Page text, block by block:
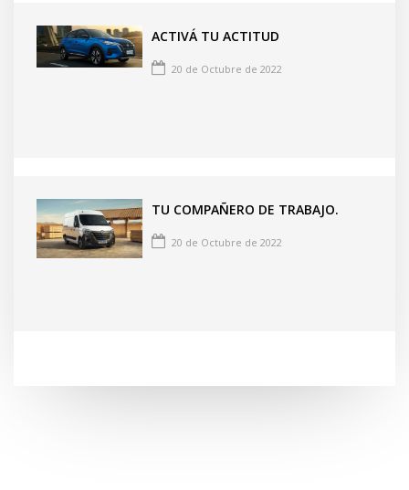
ACTIVÁ TU ACTITUD
20 de Octubre de 2022
TU COMPAÑERO DE TRABAJO.
20 de Octubre de 2022